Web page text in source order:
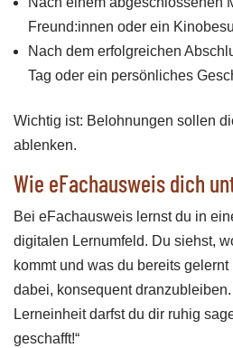
Freund:innen oder ein
Nach dem erfolgreichen
Tag oder ein persönliches
Wichtig ist: Belohnungen sollen
ablenken.
Wie eFachausweis dich
Bei eFachausweis lernst du in
digitalen Lernumfeld. Du siehst,
kommt und was du bereits
dabei, konsequent
Lerneinheit darfst du dir ruhig
geschafft!“